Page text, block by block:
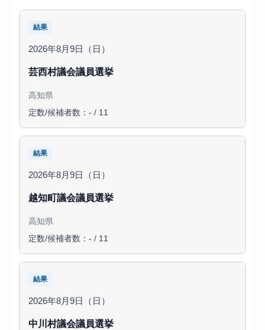
結果
2026年8月9日（日）
芸西村議会議員選挙
高知県
定数/候補者数：- / 11
結果
2026年8月9日（日）
越知町議会議員選挙
高知県
定数/候補者数：- / 11
結果
2026年8月9日（日）
中川村議会議員選挙